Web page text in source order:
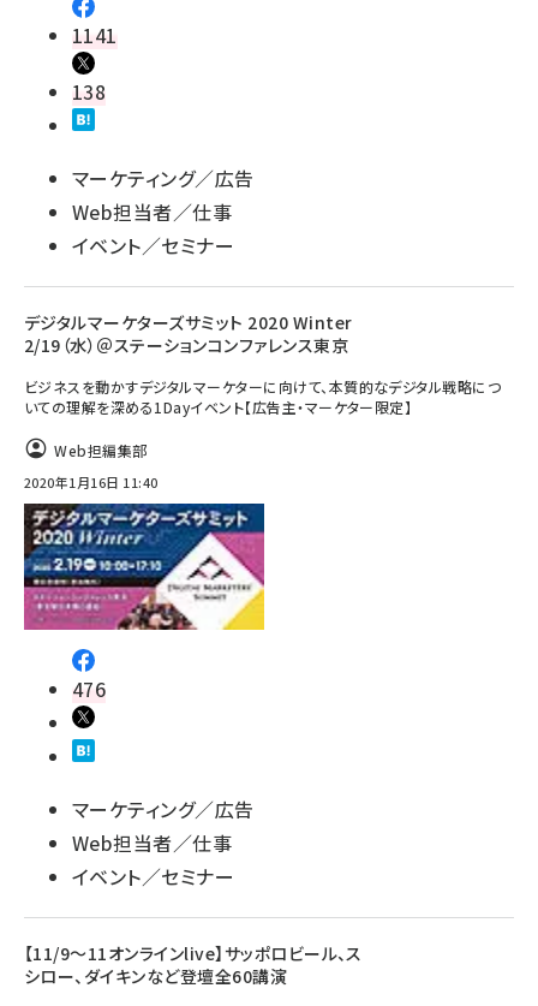
1141
138
マーケティング／広告
Web担当者／仕事
イベント／セミナー
デジタルマーケターズサミット 2020 Winter
2/19（水）＠ステーションコンファレンス東京
ビジネスを動かすデジタルマーケターに向けて、本質的なデジタル戦略につ
いての理解を深める1Dayイベント【広告主・マーケター限定】
Web担編集部
2020年1月16日 11:40
476
マーケティング／広告
Web担当者／仕事
イベント／セミナー
【11/9～11オンラインlive】サッポロビール、ス
シロー、ダイキンなど登壇全60講演